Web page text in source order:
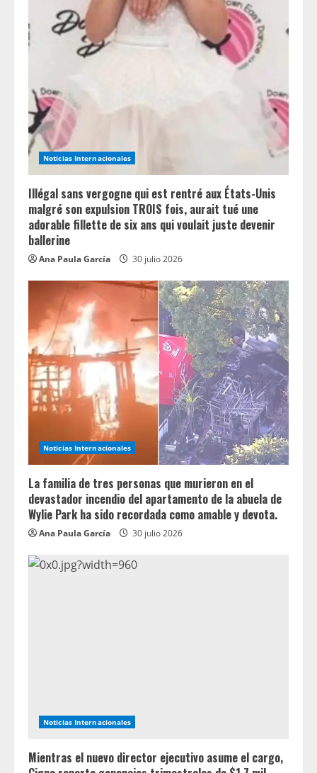
e
d
i
n
g
Noticias Internacionales
Illégal sans vergogne qui est rentré aux États-Unis
malgré son expulsion TROIS fois, aurait tué une
adorable fillette de six ans qui voulait juste devenir
ballerine
Ana Paula García 30 julio 2026
Noticias Internacionales
La familia de tres personas que murieron en el
devastador incendio del apartamento de la abuela de
Wylie Park ha sido recordada como amable y devota.
Ana Paula García 30 julio 2026
Noticias Internacionales
Mientras el nuevo director ejecutivo asume el cargo,